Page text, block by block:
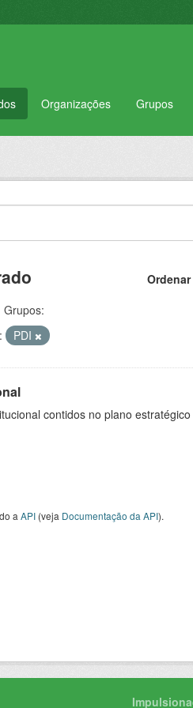
Organizações Grupos
Grupos:
PDI
contidos no plano
a API (veja Documentação da API).